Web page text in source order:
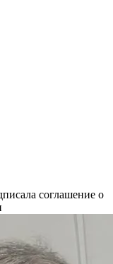
соглашение о